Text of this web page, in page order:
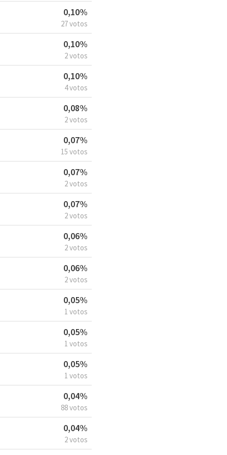
0,10%
27 votos
0,10%
2 votos
0,10%
4 votos
0,08%
2 votos
0,07%
15 votos
0,07%
2 votos
0,07%
2 votos
0,06%
2 votos
0,06%
2 votos
0,05%
1 votos
0,05%
1 votos
0,05%
1 votos
0,04%
88 votos
0,04%
2 votos